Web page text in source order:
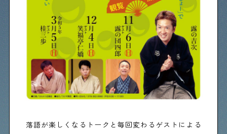
下町の店≒家
下町ならではの家みたいな店を紹介する記事です
ぶらり、下町
落語が楽しくなるトークと毎回変わるゲストによる